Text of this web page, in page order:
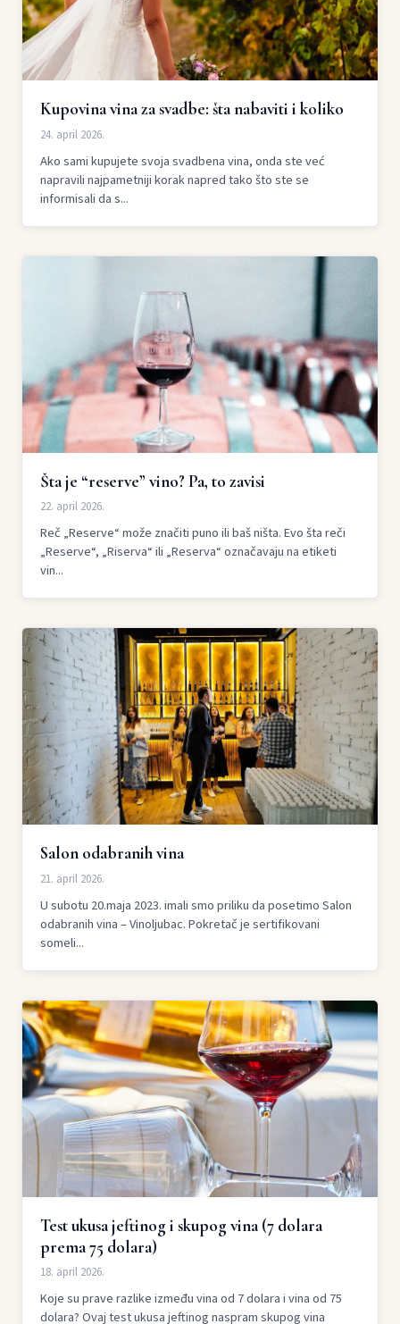
Kupovina vina za svadbe: šta nabaviti i koliko
24. april 2026.
Ako sami kupujete svoja svadbena vina, onda ste već
napravili najpametniji korak napred tako što ste se
informisali da s...
Šta je “reserve” vino? Pa, to zavisi
22. april 2026.
Reč „Reserve“ može značiti puno ili baš ništa. Evo šta reči
„Reserve“, „Riserva“ ili „Reserva“ označavaju na etiketi
vin...
Salon odabranih vina
21. april 2026.
U subotu 20.maja 2023. imali smo priliku da posetimo Salon
odabranih vina – Vinoljubac. Pokretač je sertifikovani
someli...
Test ukusa jeftinog i skupog vina (7 dolara
prema 75 dolara)
18. april 2026.
Koje su prave razlike između vina od 7 dolara i vina od 75
dolara? Ovaj test ukusa jeftinog naspram skupog vina